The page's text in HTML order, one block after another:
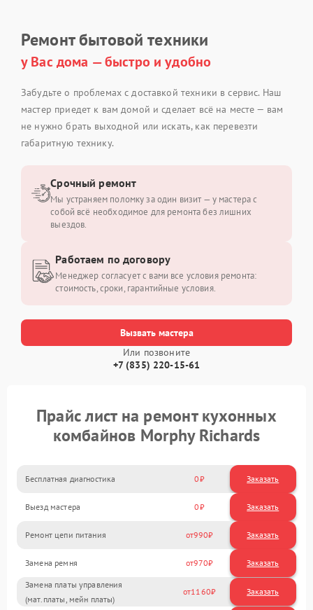
Ремонт бытовой техники
у Вас дома — быстро и удобно
Забудьте о проблемах с доставкой техники в сервис. Наш
мастер приедет к вам домой и сделает всё на месте — вам
не нужно брать выходной или искать, как перевезти
габаритную технику.
Вызвать мастера
Или позвоните
+7 (835) 220-15-61
Срочный ремонт
Мы устраняем поломку за один визит — у мастера с
собой всё необходимое для ремонта без лишних
выездов.
Работаем по договору
Менеджер согласует с вами все условия ремонта:
стоимость, сроки, гарантийные условия.
Прайс лист на ремонт кухонных
комбайнов Morphy Richards
Бесплатная диагностика 0 Заказать
Выезд мастера 0 Заказать
Ремонт цепи питания 990
Замена ремня 970
Замена платы управления
(мат.платы, мейн платы)
1160